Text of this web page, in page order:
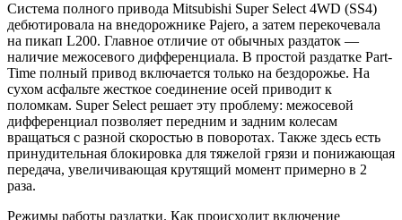
Система полного привода Mitsubishi Super Select 4WD (SS4)
дебютировала на внедорожнике Pajero, а затем перекочевала
на пикап L200. Главное отличие от обычных раздаток —
наличие межосевого дифференциала. В простой раздатке Part-
Time полный привод включается только на бездорожье. На
сухом асфальте жесткое соединение осей приводит к
поломкам. Super Select решает эту проблему: межосевой
дифференциал позволяет передним и задним колесам
вращаться с разной скоростью в поворотах. Также здесь есть
принудительная блокировка для тяжелой грязи и понижающая
передача, увеличивающая крутящий момент примерно в 2
раза.
Режимы работы раздатки. Как происходит включение